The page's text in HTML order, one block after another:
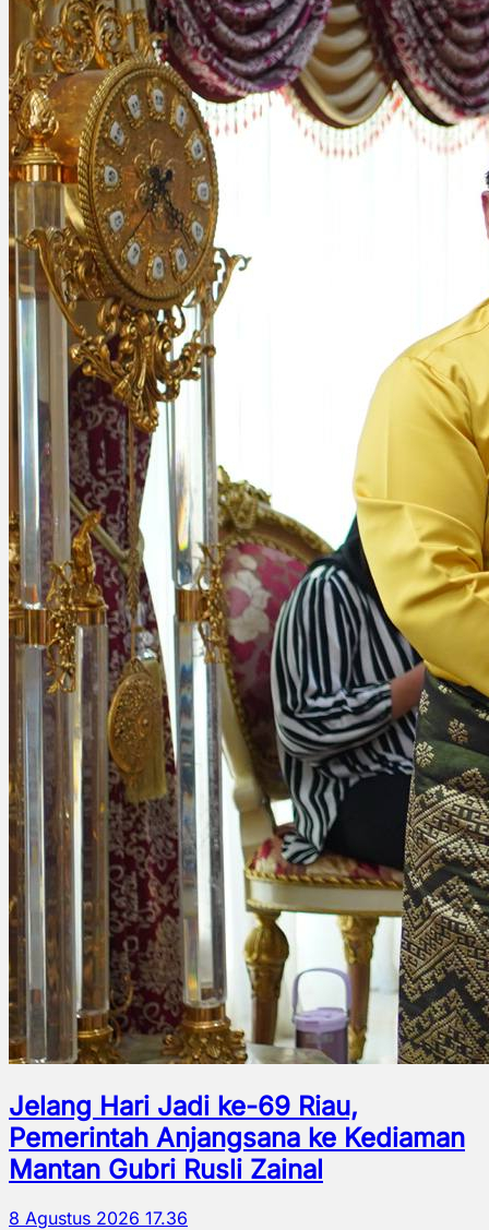
Jelang Hari Jadi ke-69 Riau,
Pemerintah Anjangsana ke Kediaman
Mantan Gubri Rusli Zainal
8 Agustus 2026 17.36